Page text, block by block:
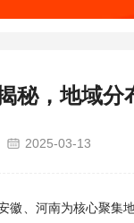
秘，地域
2025-03-13
徽、河南为核心聚集